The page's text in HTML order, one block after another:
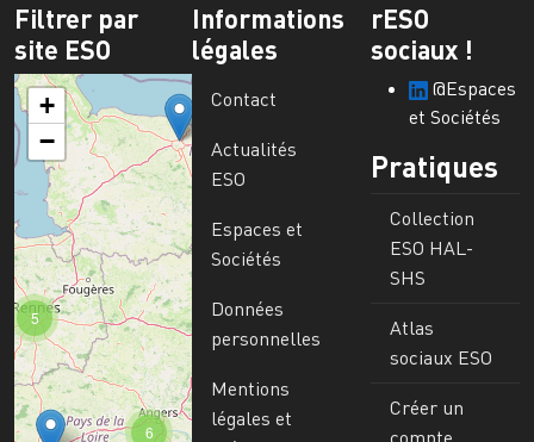
Filtrer par
site ESO
6
5
+
−
Informations
légales
Contact
Actualités
ESO
Espaces et
Sociétés
Données
personnelles
Mentions
légales et
rESO
sociaux !
@Espaces
et Sociétés
Pratiques
Collection
ESO HAL-
SHS
Atlas
sociaux ESO
Créer un
compte